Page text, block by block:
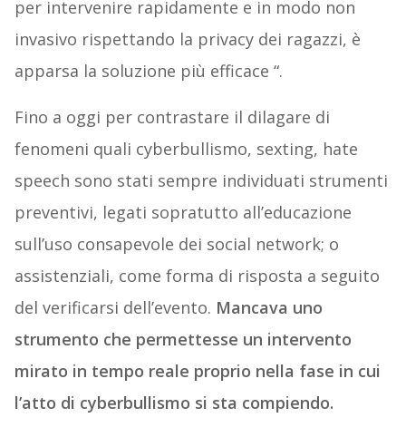
per intervenire rapidamente e in modo non
invasivo rispettando la privacy dei ragazzi, è
apparsa la soluzione più efficace “.
Fino a oggi per contrastare il dilagare di
fenomeni quali cyberbullismo, sexting, hate
speech sono stati sempre individuati strumenti
preventivi, legati sopratutto all’educazione
sull’uso consapevole dei social network; o
assistenziali, come forma di risposta a seguito
del verificarsi dell’evento. Mancava uno
strumento che permettesse un intervento
mirato in tempo reale proprio nella fase in cui
l’atto di cyberbullismo si sta compiendo.